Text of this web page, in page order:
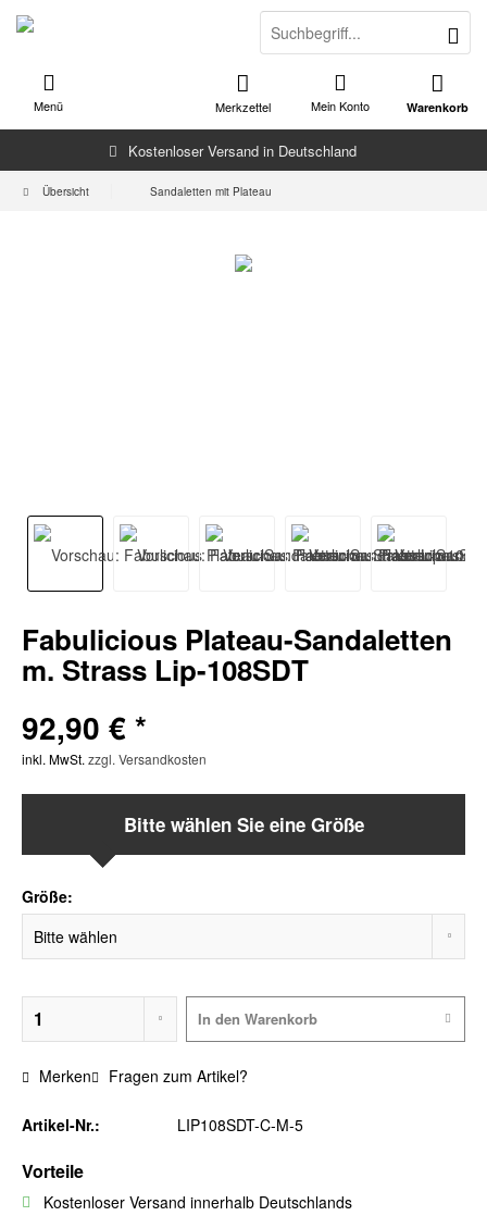
Kostenloser Versand in Deutschland
Warenkorb
Merkzettel Mein Konto
Menü
Übersicht Sandaletten mit Plateau
Fabulicious Plateau-Sandaletten
m. Strass Lip-108SDT
92,90 € *
inkl. MwSt. zzgl. Versandkosten
Bitte wählen Sie eine Größe
Größe:
In den Warenkorb
Merken Fragen zum Artikel?
Artikel-Nr.: LIP108SDT-C-M-5
Vorteile
Kostenloser Versand innerhalb Deutschlands